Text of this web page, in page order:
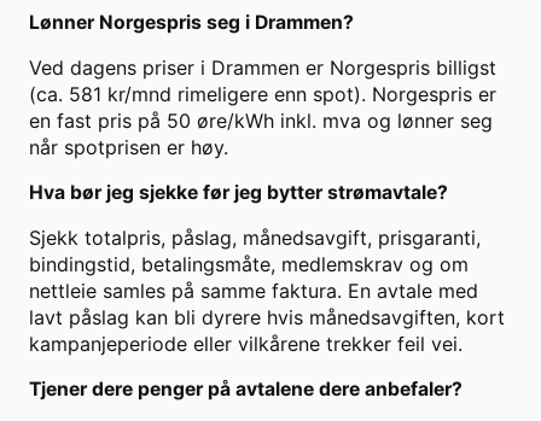
Lønner Norgespris seg i Drammen?
Ved dagens priser i Drammen er Norgespris billigst
(ca. 581 kr/mnd rimeligere enn spot). Norgespris er
en fast pris på 50 øre/kWh inkl. mva og lønner seg
når spotprisen er høy.
Hva bør jeg sjekke før jeg bytter strømavtale?
Sjekk totalpris, påslag, månedsavgift, prisgaranti,
bindingstid, betalingsmåte, medlemskrav og om
nettleie samles på samme faktura. En avtale med
lavt påslag kan bli dyrere hvis månedsavgiften, kort
kampanjeperiode eller vilkårene trekker feil vei.
Tjener dere penger på avtalene dere anbefaler?